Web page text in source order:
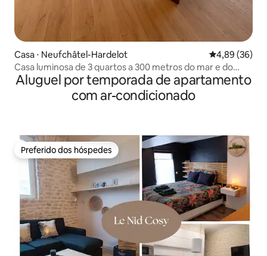
Casa ⋅ Neufchâtel-Hardelot 4,89 de uma
4,89 (36)
Casa luminosa de 3 quartos a 300 metros do mar e do
centro v.
Aluguel por temporada de apartamento
com ar-condicionado
Preferido dos hóspedes
Preferido dos hóspedes